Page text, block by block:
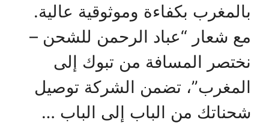
بالمغرب بكفاءة وموثوقية عالية.
مع شعار “عباد الرحمن للشحن –
نختصر المسافة من تبوك إلى
المغرب”، تضمن الشركة توصيل
شحناتك من الباب إلى الباب …